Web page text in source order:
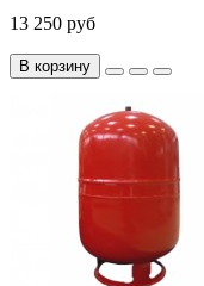
13 250 руб
В корзину